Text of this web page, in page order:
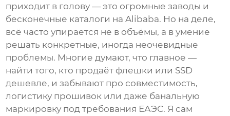
приходит в голову — это огромные заводы и
бесконечные каталоги на Alibaba. Но на деле,
всё часто упирается не в объёмы, а в умение
решать конкретные, иногда неочевидные
проблемы. Многие думают, что главное —
найти того, кто продаёт флешки или SSD
дешевле, и забывают про совместимость,
логистику прошивок или даже банальную
маркировку под требования ЕАЭС. Я сам